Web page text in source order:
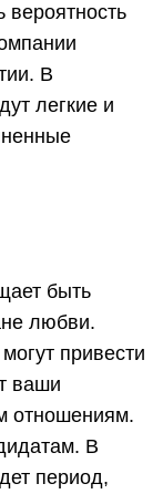
В
легкие и
быть
любви.
привести
ваши
отношениям.
В
период,